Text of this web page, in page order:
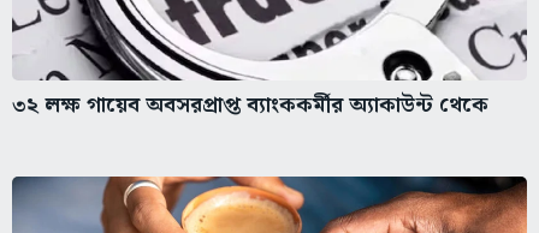
৩২ লক্ষ গায়েব অবসরপ্রাপ্ত ব্যাংককর্মীর অ্যাকাউন্ট থেকে